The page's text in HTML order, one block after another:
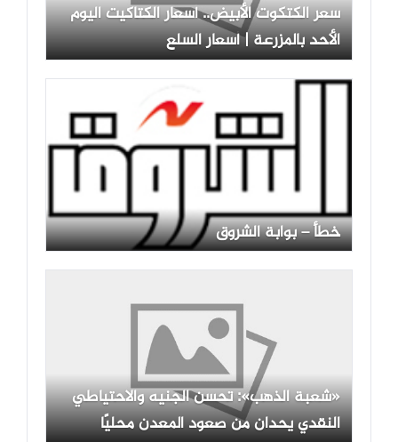
سعر الكتكوت الأبيض.. أسعار الكتاكيت اليوم
الأحد بالمزرعة | أسعار السلع
خطأ – بوابة الشروق
«شعبة الذهب»: تحسن الجنيه والاحتياطي
النقدي يحدان من صعود المعدن محليًا